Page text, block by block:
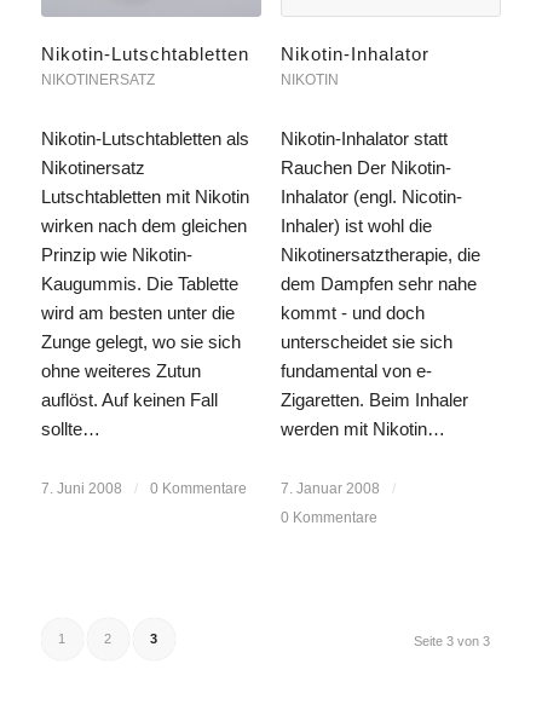
Nikotin-Lutschtabletten
NIKOTINERSATZ
Nikotin-Lutschtabletten als
Nikotinersatz
Lutschtabletten mit Nikotin
wirken nach dem gleichen
Prinzip wie Nikotin-
Kaugummis. Die Tablette
wird am besten unter die
Zunge gelegt, wo sie sich
ohne weiteres Zutun
auflöst. Auf keinen Fall
sollte…
7. Juni 2008 / 0 Kommentare
Nikotin-Inhalator
NIKOTIN
Nikotin-Inhalator statt
Rauchen Der Nikotin-
Inhalator (engl. Nicotin-
Inhaler) ist wohl die
Nikotinersatztherapie, die
dem Dampfen sehr nahe
kommt - und doch
unterscheidet sie sich
fundamental von e-
Zigaretten. Beim Inhaler
werden mit Nikotin…
7. Januar 2008
/
0 Kommentare
Seite 3 von 3
1 2 3